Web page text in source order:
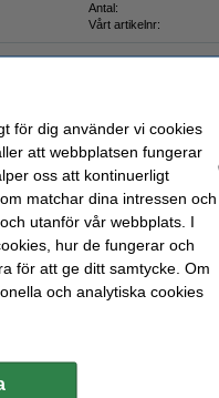
Antal:
Vårt artikelnr:
för dig använder vi cookies
att webbplatsen fungerar
oss att kontinuerligt
matchar dina intressen och
utanför vår webbplats. I
hur de fungerar och
för att ge ditt samtycke. Om
och analytiska cookies